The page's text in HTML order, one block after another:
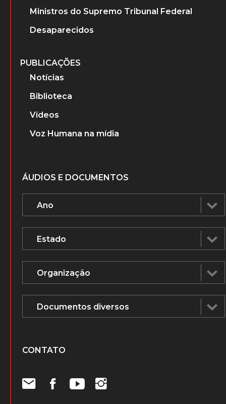
Ministros do Supremo Tribunal Federal
Desaparecidos
PUBLICAÇÕES
Notícias
Biblioteca
Vídeos
Voz Humana na mídia
ÁUDIOS E DOCUMENTOS
CONTATO